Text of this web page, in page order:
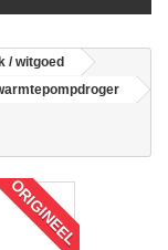
/ witgoed
ORIGINEEL